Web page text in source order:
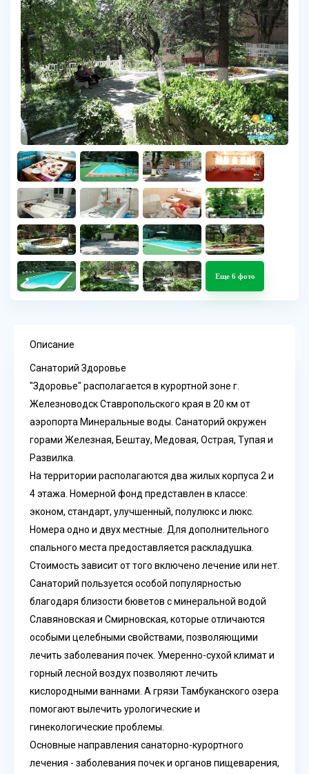
Еще 6 фото
Описание
Санаторий Здоровье
"Здоровье" располагается в курортной зоне г.
Железноводск Ставропольского края в 20 км от
аэропорта Минеральные воды. Санаторий окружен
горами Железная, Бештау, Медовая, Острая, Тупая и
Развилка.
На территории располагаются два жилых корпуса 2 и
4 этажа. Номерной фонд представлен в классе:
эконом, стандарт, улучшенный, полулюкс и люкс.
Номера одно и двух местные. Для дополнительного
спального места предоставляется раскладушка.
Стоимость зависит от того включено лечение или нет.
Санаторий пользуется особой популярностью
благодаря близости бюветов с минеральной водой
Славяновская и Смирновская, которые отличаются
особыми целебными свойствами, позволяющими
лечить заболевания почек. Умеренно-сухой климат и
горный лесной воздух позволяют лечить
кислородными ваннами. А грязи Тамбуканского озера
помогают вылечить урологические и
гинекологические проблемы.
Основные направления санаторно-курортного
лечения - заболевания почек и органов пищеварения,